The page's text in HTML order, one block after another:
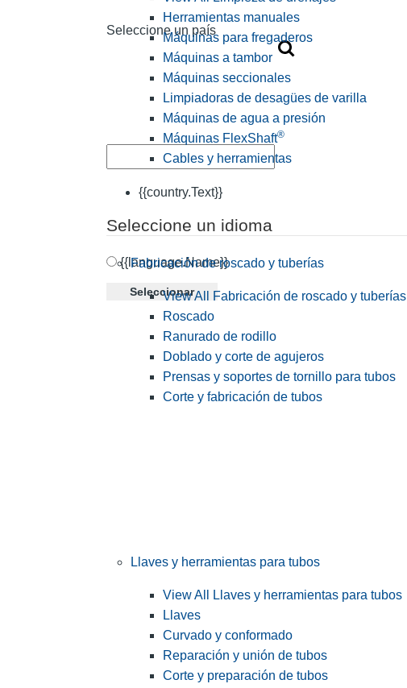
Seleccione un país
{{country.Text}}
Seleccione un idioma
{{language.Name}}
Seleccionar
Herramientas manuales
Máquinas para fregaderos
Máquinas a tambor
Máquinas seccionales
Limpiadoras de desagües de varilla
Máquinas de agua a presión
Máquinas FlexShaft®
Cables y herramientas
Fabricación de roscado y tuberías
View All Fabricación de roscado y tuberías
Roscado
Ranurado de rodillo
Doblado y corte de agujeros
Prensas y soportes de tornillo para tubos
Corte y fabricación de tubos
Llaves y herramientas para tubos
View All Llaves y herramientas para tubos
Llaves
Curvado y conformado
Reparación y unión de tubos
Corte y preparación de tubos